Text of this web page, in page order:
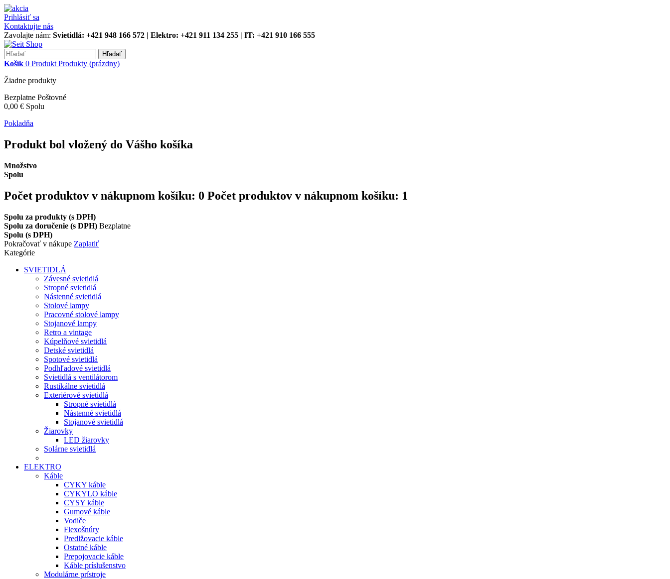
Prihlásiť sa
Kontaktujte nás
Zavolajte nám: Svietidlá: +421 948 166 572 | Elektro: +421 911 134 255 | IT: +421 910 166 555
Hľadať
Košík 0 Produkt Produkty (prázdny)
Žiadne produkty
Bezplatne Poštovné
0,00 € Spolu
Pokladňa
Produkt bol vložený do Vášho košíka
Množstvo
Spolu
Počet produktov v nákupnom košíku: 0 Počet produktov v nákupnom košíku: 1
Spolu za produkty (s DPH)
Spolu za doručenie (s DPH) Bezplatne
Spolu (s DPH)
Pokračovať v nákupe Zaplatiť
Kategórie
SVIETIDLÁ
Závesné svietidlá
Stropné svietidlá
Nástenné svietidlá
Stolové lampy
Pracovné stolové lampy
Stojanové lampy
Retro a vintage
Kúpelňové svietidlá
Detské svietidlá
Spotové svietidlá
Podhľadové svietidlá
Svietidlá s ventilátorom
Rustikálne svietidlá
Exteriérové svietidlá
Stropné svietidlá
Nástenné svietidlá
Stojanové svietidlá
Žiarovky
LED žiarovky
Solárne svietidlá
ELEKTRO
Káble
CYKY káble
CYKYLO káble
CYSY káble
Gumové káble
Vodiče
Flexošnúry
Predlžovacie káble
Ostatné káble
Prepojovacie káble
Káble príslušenstvo
Modulárne prístroje